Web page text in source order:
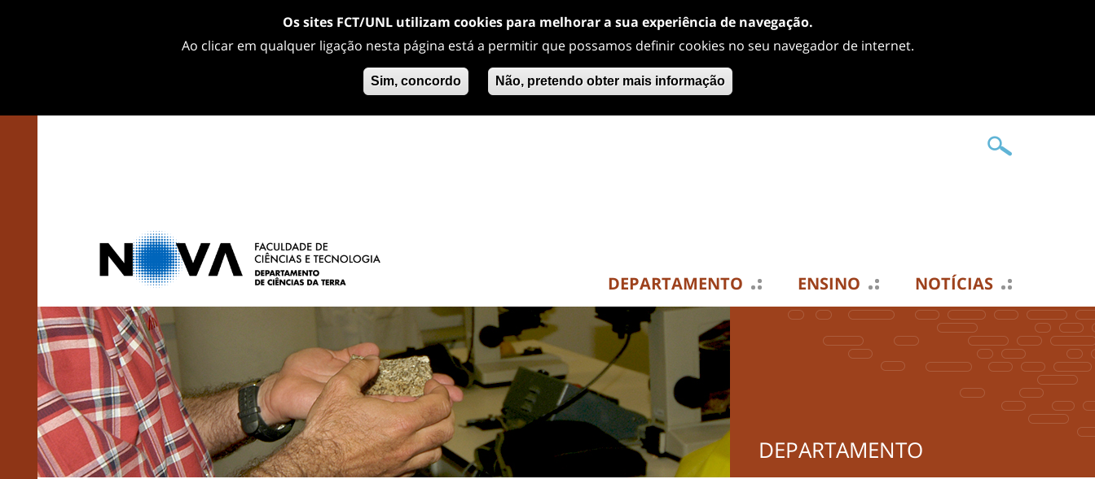
Os sites FCT/UNL utilizam cookies para melhorar a sua experiência de navegação.
Ao clicar em qualquer ligação nesta página está a permitir que possamos definir cookies no seu navegador de internet.
Sim, concordo Não, pretendo obter mais informação
DEPARTAMENTO ENSINO NOTÍCIAS
DEPARTAMENTO